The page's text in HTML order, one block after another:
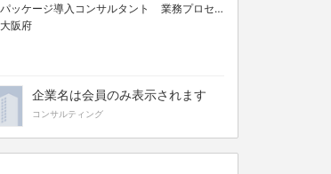
パッケージ導入コンサルタント
業務プロセスコンサルタント
大阪府
企業名は会員のみ表示されます
コンサルティング